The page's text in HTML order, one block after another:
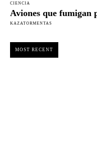
CIENCIA
Aviones que fumigan
KAZATORMENTAS
MOST RECENT